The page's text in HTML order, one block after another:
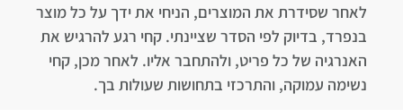
לאחר שסידרת את המוצרים, הניחי את ידך על כל מוצר
בנפרד, בדיוק לפי הסדר שציינתי. קחי רגע להרגיש את
האנרגיה של כל פריט, ולהתחבר אליו. לאחר מכן, קחי
נשימה עמוקה, והתרכזי בתחושות שעולות בך.